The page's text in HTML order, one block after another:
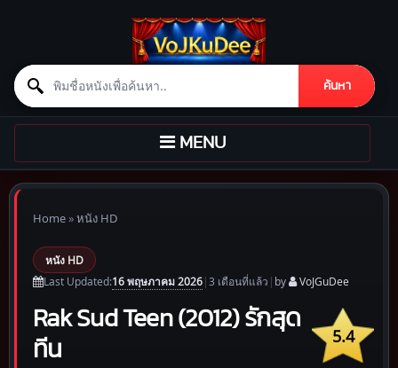
Search for:
ค้นหา
Skip to content
TOGGLE
NAVIGATION
MENU
Home»หนัง HD
หนัง HD
Last Updated:16 พฤษภาคม 2026|3 เดือนที่แล้ว | by VoJGuDee
5.4
Rak Sud Teen (2012) รักสุด
ทีน